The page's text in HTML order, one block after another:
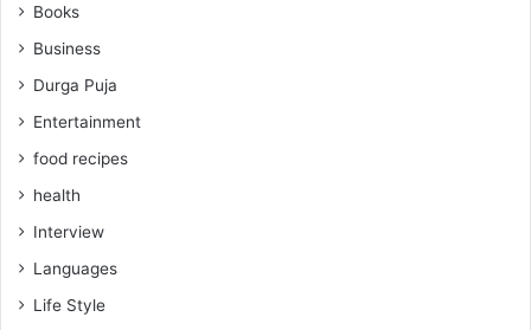
Books
Business
Durga Puja
Entertainment
food recipes
health
Interview
Languages
Life Style